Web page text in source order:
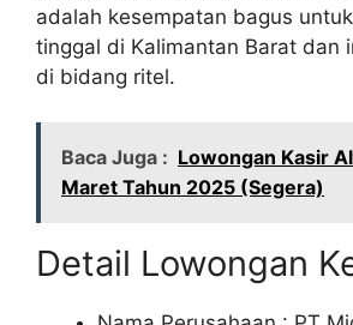
adalah kesempatan bagus
tinggal di Kalimantan Barat dan
di bidang ritel.
Baca Juga : Lowongan Kasir
Maret Tahun 2025 (Segera)
Detail Lowongan